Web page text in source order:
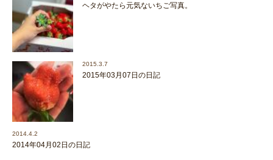
ヘタがやたら元気ないちご写真。
2015.3.7
2015年03月07日の日記
2014.4.2
2014年04月02日の日記